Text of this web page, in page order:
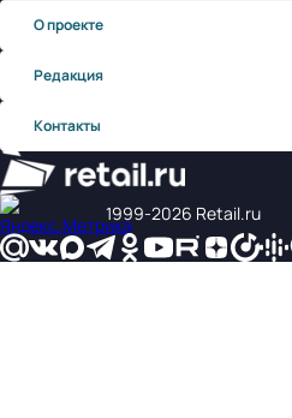
О проекте
Редакция
Контакты
1999‑2026 Retail.ru